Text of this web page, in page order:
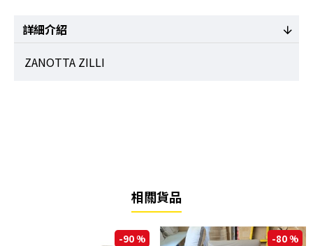
詳細介紹
ZANOTTA ZILLI
相關貨品
-90 % -80 %